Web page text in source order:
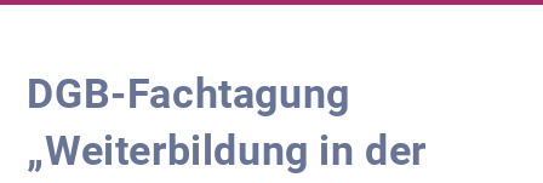
DGB-Fachtagung
„Weiterbildung in der